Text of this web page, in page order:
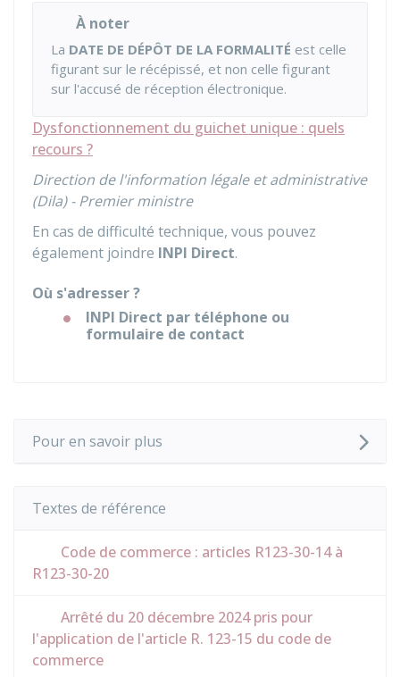
À noter
La DATE DE DÉPÔT DE LA FORMALITÉ est celle
figurant sur le récépissé, et non celle figurant
sur l'accusé de réception électronique.
Dysfonctionnement du guichet unique : quels
recours ?
Direction de l'information légale et administrative
(Dila) - Premier ministre
En cas de difficulté technique, vous pouvez
également joindre INPI Direct.
Où s'adresser ?
INPI Direct par téléphone ou
formulaire de contact
Pour en savoir plus
Textes de référence
Code de commerce : articles R123-30-14 à
R123-30-20
Arrêté du 20 décembre 2024 pris pour
l'application de l'article R. 123-15 du code de
commerce